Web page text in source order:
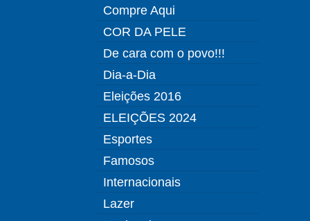
Compre Aqui
COR DA PELE
De cara com o povo!!!
Dia-a-Dia
Eleições 2016
ELEIÇÕES 2024
Esportes
Famosos
Internacionais
Lazer